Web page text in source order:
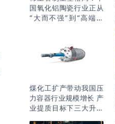
国氧化铝陶瓷行业正从
“大而不强”到“高端突
煤化工扩产带动我国压
力容器行业规模增长 产
业提质目标下三大升级